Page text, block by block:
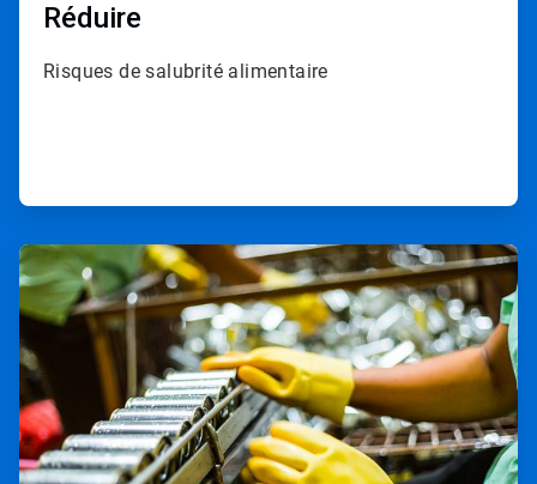
Réduire
Risques de salubrité alimentaire
ArticleTile
2
4